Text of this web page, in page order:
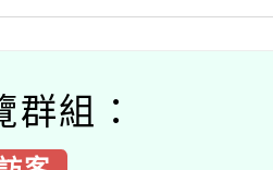
群組：